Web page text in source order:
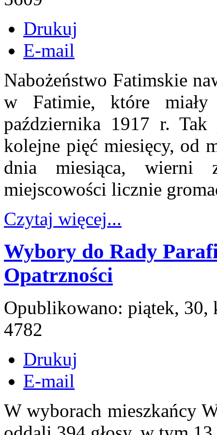
Drukuj
E-mail
Nabożeństwo Fatimskie
w Fatimie, które
października 1917 r.
kolejne pięć miesięcy, od
dnia miesiąca,
miejscowości licznie
Czytaj więcej...
Wybory do Rady
Opatrzności
Opublikowano: piątek,
4782
Drukuj
E-mail
W wyborach mieszkańcy